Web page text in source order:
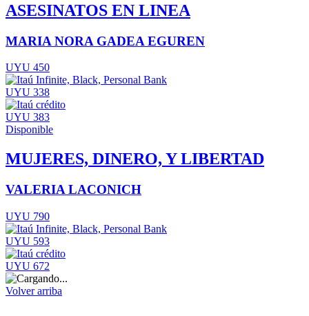
ASESINATOS EN LINEA
MARIA NORA GADEA EGUREN
UYU 450
UYU 338
UYU 383
Disponible
MUJERES, DINERO, Y LIBERTAD
VALERIA LACONICH
UYU 790
UYU 593
UYU 672
Volver arriba